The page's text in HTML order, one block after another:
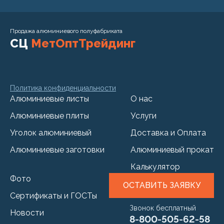
Продажа алюминиевого полуфабриката
СЦ МетОптТрейдинг
Политика конфиденциальности
Алюминиевые листы
Алюминиевые плиты
Уголок алюминиевый
Алюминиевые заготовки
О нас
Услуги
Доставка и Оплата
Алюминиевый прокат
Калькулятор
Фото
Сертификаты и ГОСТы
Новости
ОСТАВИТЬ ЗАЯВКУ
Звонок бесплатный
8-800-505-62-58